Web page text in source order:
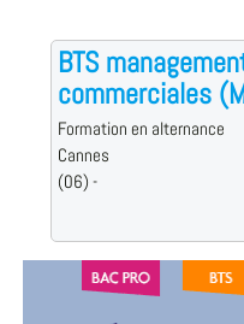
BTS
commerciales
Formation en alternance
Cannes
(06) -